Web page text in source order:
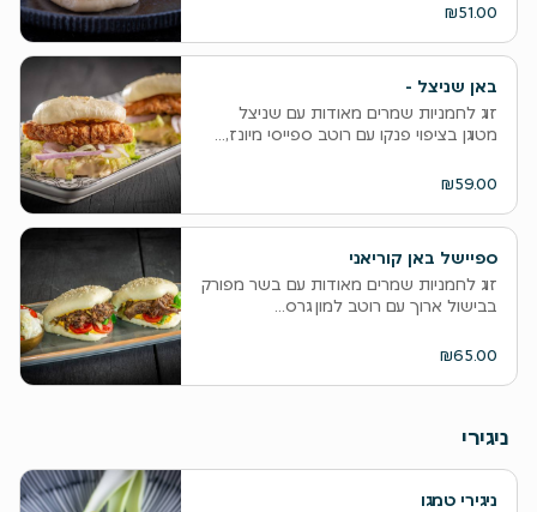
₪51.00
באן שניצל -
זוג לחמניות שמרים מאודות עם שניצל
מטוגן בציפוי פנקו עם רוטב ספייסי מיונז,...
₪59.00
ספיישל באן קוריאני
זוג לחמניות שמרים מאודות עם בשר מפורק
בבישול ארוך עם רוטב למון גרס...
₪65.00
ניגירי
ניגירי טמגו